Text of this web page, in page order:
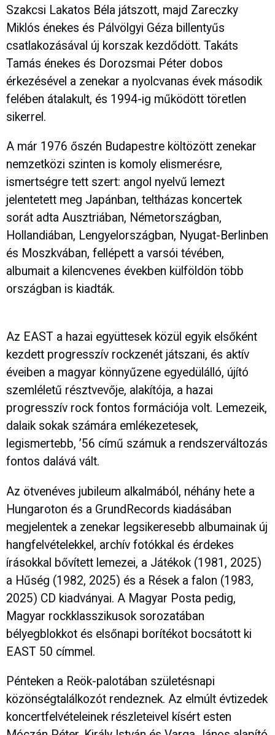
Szakcsi Lakatos Béla játszott, majd Zareczky
Miklós énekes és Pálvölgyi Géza billentyűs
csatlakozásával új korszak kezdődött. Takáts
Tamás énekes és Dorozsmai Péter dobos
érkezésével a zenekar a nyolcvanas évek második
felében átalakult, és 1994-ig működött töretlen
sikerrel.
A már 1976 őszén Budapestre költözött zenekar
nemzetközi szinten is komoly elismerésre,
ismertségre tett szert: angol nyelvű lemezt
jelentetett meg Japánban, teltházas koncertek
sorát adta Ausztriában, Németországban,
Hollandiában, Lengyelországban, Nyugat-Berlinben
és Moszkvában, fellépett a varsói tévében,
albumait a kilencvenes években külföldön több
országban is kiadták.
Az EAST a hazai együttesek közül egyik elsőként
kezdett progresszív rockzenét játszani, és aktív
éveiben a magyar könnyűzene egyedülálló, újító
szemléletű résztvevője, alakítója, a hazai
progresszív rock fontos formációja volt. Lemezeik,
dalaik sokak számára emlékezetesek,
legismertebb, ’56 című számuk a rendszerváltozás
fontos dalává vált.
Az ötvenéves jubileum alkalmából, néhány hete a
Hungaroton és a GrundRecords kiadásában
megjelentek a zenekar legsikeresebb albumainak új
hangfelvételekkel, archív fotókkal és érdekes
írásokkal bővített lemezei, a Játékok (1981, 2025)
a Hűség (1982, 2025) és a Rések a falon (1983,
2025) CD kiadványai. A Magyar Posta pedig,
Magyar rockklasszikusok sorozatában
bélyegblokkot és elsőnapi borítékot bocsátott ki
EAST 50 címmel.
Pénteken a Reök-palotában születésnapi
közönségtalálkozót rendeznek. Az elmúlt évtizedek
koncertfelvételeinek részleteivel kísért esten